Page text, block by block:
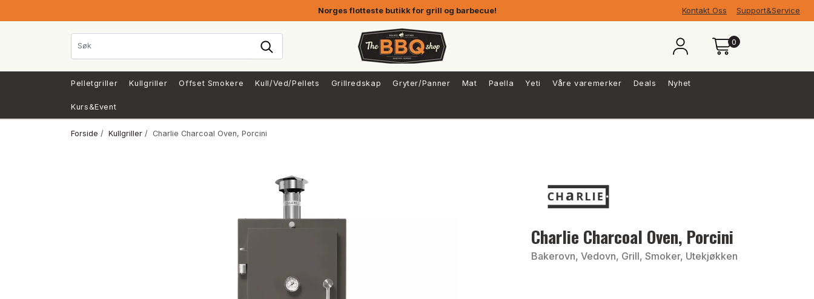
Norges flotteste butikk for grill og barbecue! Kontakt Oss Support&Service
0
Pelletgriller Kullgriller Offset Smokere Kull/Ved/Pellets Grillredskap Gryter/Panner Mat Paella Yeti Våre varemerker Deals Nyhet
Kurs&Event
Forside / Kullgriller / Charlie Charcoal Oven, Porcini
Charlie Charcoal Oven, Porcini
Bakerovn, Vedovn, Grill, Smoker, Utekjøkken